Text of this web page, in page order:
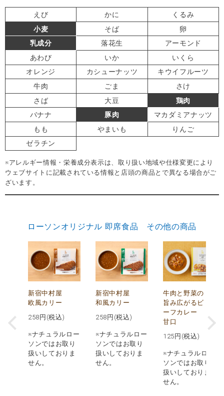
えび かに
くるみ
小麦
そば
卵
乳成分
落花生
アーモンド
あわび
いか
いくら
オレンジ
カシューナッツ
キウイフルーツ
牛肉
ごま
さけ
さば
大豆
鶏肉
バナナ
豚肉
マカダミアナッツ
もも
やまいも
りんご
ゼラチン
※アレルギー情報・栄養成分表示は、取り扱い地域や仕様変更により
ウェブサイトに記載されている情報と店頭の商品とで異なる場合がご
ざいます。
ローソンオリジナル 即席食品 その他の商品
新宿中村屋
欧風カリー
258 円(税込)
※ナチュラルロー
ソンではお取り
扱いしておりま
せん。
新宿中村屋
和風カリー
258 円(税込)
※ナチュラルロー
ソンではお取り
扱いしておりま
せん。
牛肉と野菜の
旨み広がるビ
ーフカレー
甘口
125 円(税込)
※ナチュラルロー
ソンではお取り
扱いしておりま
せん。